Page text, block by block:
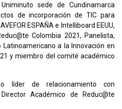
sede de Cundinamarca
de incorporación de TIC para
ESPAÑA e Intelliboard EEUU,
Colombia 2021, Panelista,
a la Innovación en
y miembro del comité académico
líder de relacionamiento con
Académico de Reduc@te